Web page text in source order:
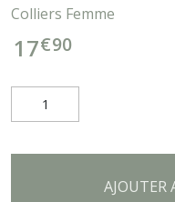
Colliers Femme
17€90
AJOUTER